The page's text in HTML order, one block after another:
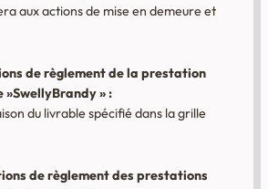
aux actions de mise en demeure et
de règlement de la prestation
»SwellyBrandy » :
du livrable spécifié dans la grille
de règlement des prestations